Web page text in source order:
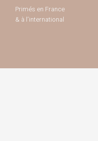
Primés en France
& à l’international